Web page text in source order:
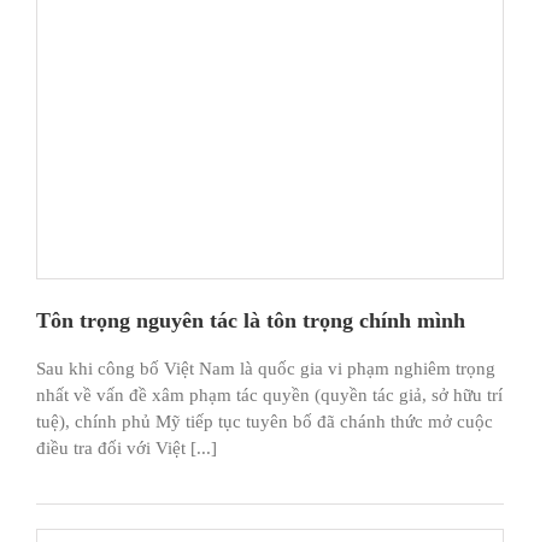
Tôn trọng nguyên tác là tôn trọng chính mình
Sau khi công bố Việt Nam là quốc gia vi phạm nghiêm trọng
nhất về vấn đề xâm phạm tác quyền (quyền tác giả, sở hữu trí
tuệ), chính phủ Mỹ tiếp tục tuyên bố đã chánh thức mở cuộc
điều tra đối với Việt [...]